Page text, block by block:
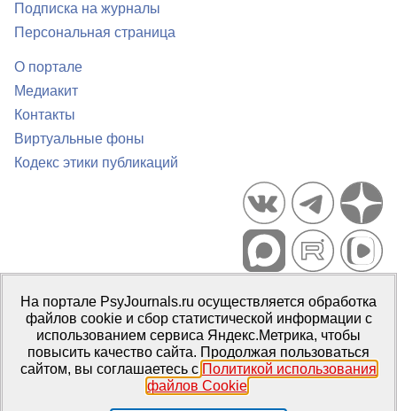
Подписка на журналы
Персональная страница
О портале
Медиакит
Контакты
Виртуальные фоны
Кодекс этики публикаций
Портал психологических изданий PsyJournals.ru, 2007–2026
Правила использования материалов
Свидетельство регистрации СМИЭл № ФС77-66447 от 14 июля
2016 г.
Издатель: ФГБОУ ВО МГППУ
На портале PsyJournals.ru осуществляется обработка
файлов cookie и сбор статистической информации с
использованием сервиса Яндекс.Метрика, чтобы
повысить качество сайта. Продолжая пользоваться
сайтом, вы соглашаетесь с Политикой использования
файлов Cookie.